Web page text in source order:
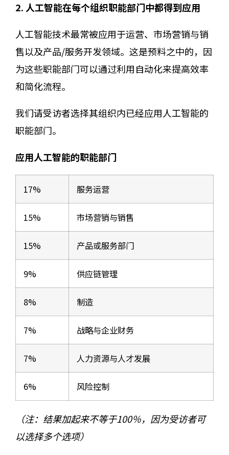
2. 人工智能在每个组织职能部门中都得到应用
人工智能技术最常被应用于运营、市场营销与销
售以及产品/服务开发领域。这是预料之中的，因
为这些职能部门可以通过利用自动化来提高效率
和简化流程。
我们请受访者选择其组织内已经应用人工智能的
职能部门。
应用人工智能的职能部门
17% 服务运营
15% 市场营销与销售
15% 产品或服务部门
9% 供应链管理
8% 制造
7% 战略与企业财务
7% 人力资源与人才发展
6% 风险控制
（注：结果加起来不等于100％，因为受访者可
以选择多个选项）